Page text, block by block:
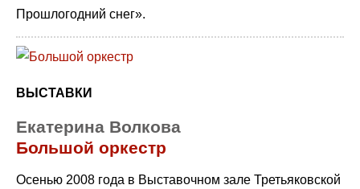
Прошлогодний снег».
ВЫСТАВКИ
Екатерина Волкова
Большой оркестр
Осенью 2008 года в Выставочном зале Третьяковской